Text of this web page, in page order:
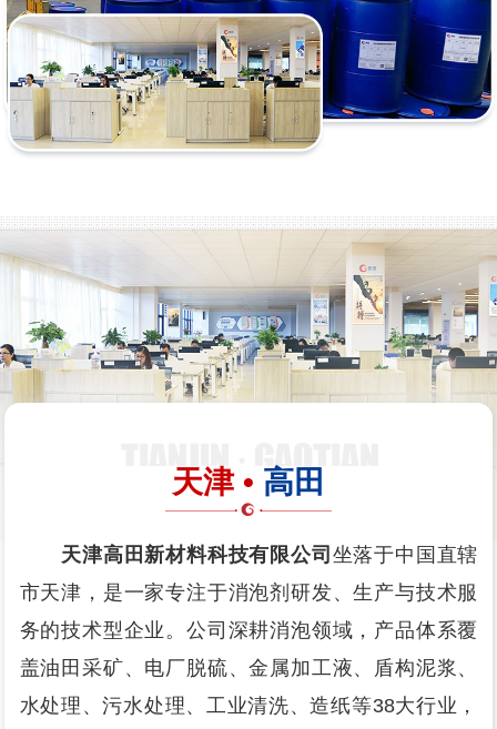
天津 • 高田
天津高田新材料科技有限公司 坐落于中国直辖
市天津，是一家专注于消泡剂研发、生产与技术服
务的技术型企业。公司深耕消泡领域，产品体系覆
盖油田采矿、电厂脱硫、金属加工液、盾构泥浆、
水处理、污水处理、工业清洗、造纸等38大行业，